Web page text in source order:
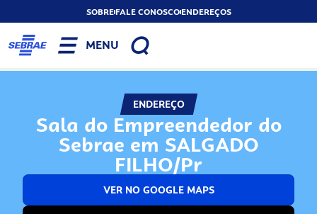
SOBREFALE CONOSCOENDEREÇOS
MENU
ENDEREÇO
Sala do Empreendedor do
Sebrae em SALGADO
FILHO/Pr
VER NO GOOGLE MAPS